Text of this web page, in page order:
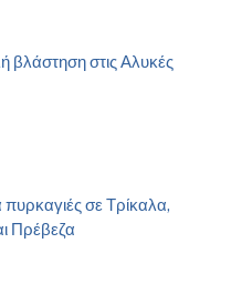
βλάστηση στις Αλυκές
πυρκαγιές σε Τρίκαλα,
Πρέβεζα